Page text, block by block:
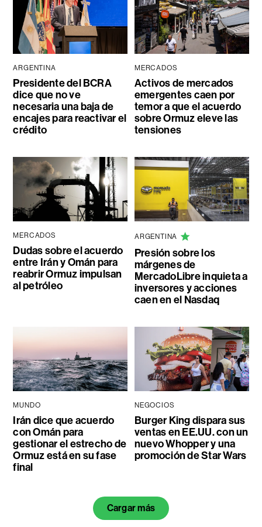
ARGENTINA
Presidente del BCRA
dice que no ve
necesaria una baja de
encajes para reactivar el
crédito
MERCADOS
Activos de mercados
emergentes caen por
temor a que el acuerdo
sobre Ormuz eleve las
tensiones
MERCADOS
Dudas sobre el acuerdo
entre Irán y Omán para
reabrir Ormuz impulsan
al petróleo
ARGENTINA
Presión sobre los
márgenes de
MercadoLibre inquieta a
inversores y acciones
caen en el Nasdaq
MUNDO
Irán dice que acuerdo
con Omán para
gestionar el estrecho de
Ormuz está en su fase
final
NEGOCIOS
Burger King dispara sus
ventas en EE.UU. con un
nuevo Whopper y una
promoción de Star Wars
Cargar más